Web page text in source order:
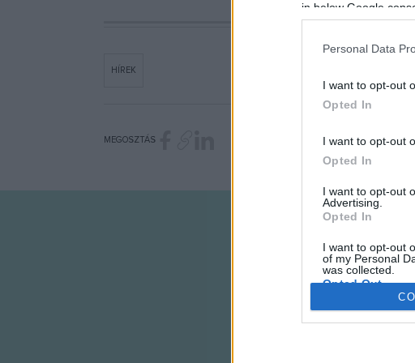
in below Google
Personal Data
I want to opt-out
Opted In
I want to opt-out
Opted In
I want to opt-out
Advertising.
Opted In
I want to opt-out
of my Personal
was collected.
Opted Out
Google consents
I want to allow
HÍREK
MEGOSZTÁS